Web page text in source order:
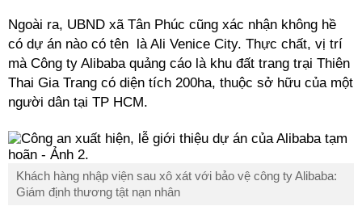
Ngoài ra, UBND xã Tân Phúc cũng xác nhận không hề
có dự án nào có tên là Ali Venice City. Thực chất, vị trí
mà Công ty Alibaba quảng cáo là khu đất trang trại Thiên
Thai Gia Trang có diện tích 200ha, thuộc sở hữu của một
người dân tại TP HCM.
Khách hàng nhập viện sau xô xát với bảo vệ công ty Alibaba:
Giám định thương tật nạn nhân